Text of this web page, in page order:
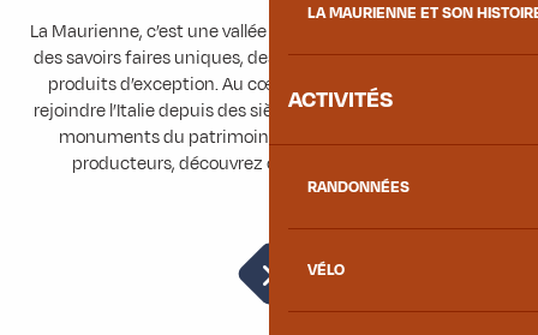
LA MAURIENNE ET SON
ACTIVITÉS
RANDONNÉES
VÉLO
La Maurienne, c’est une vallée entourée de montagnes, avec
des savoirs faires uniques, des villages authentiques et des
produits d’exception. Au cœur des Alpes, elle permet de
rejoindre l’Italie depuis des siècles. Au grès des balades, des
monuments du patrimoine, de ses artisans et de ses
producteurs, découvrez cette vallée authentique.